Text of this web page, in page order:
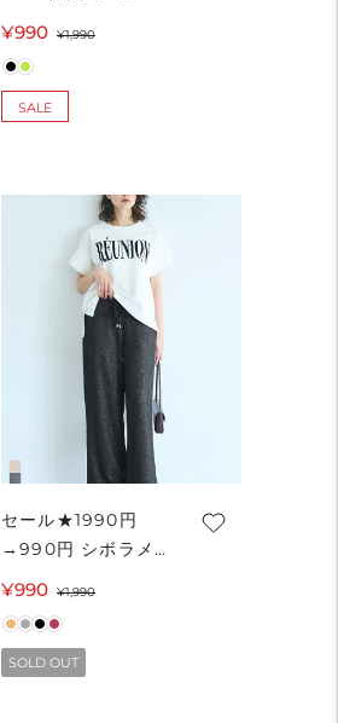
★1990円→990円
ットトップス＆タン
クトップ 2点セット
¥990 セ
ル
価
通
価
格
¥1,990
SALE
セール★1990円
→990円 シボラメシ
メール便不可
¥990 セ
ー
ル
価
通
常
価
格
¥1,990
SOLD OUT